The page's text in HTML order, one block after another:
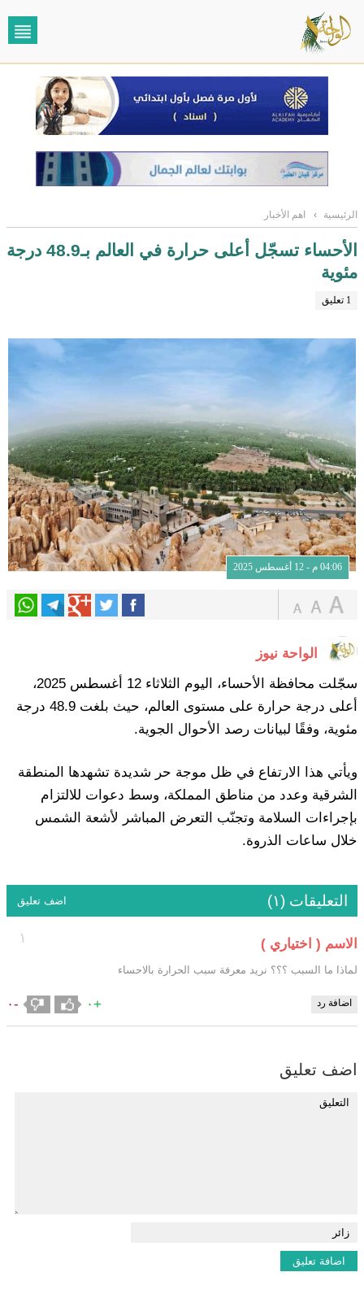
الرئيسية › اهم الأخبار
الأحساء تسجّل أعلى حرارة في العالم بـ48.9 درجة
مئوية
1 تعليق
04:06 م - 12 أغسطس 2025
الواحة نيوز
سجّلت محافظة الأحساء، اليوم الثلاثاء 12 أغسطس 2025،
أعلى درجة حرارة على مستوى العالم، حيث بلغت 48.9 درجة
مئوية، وفقًا لبيانات رصد الأحوال الجوية.
ويأتي هذا الارتفاع في ظل موجة حر شديدة تشهدها المنطقة
الشرقية وعدد من مناطق المملكة، وسط دعوات للالتزام
بإجراءات السلامة وتجنّب التعرض المباشر لأشعة الشمس
خلال ساعات الذروة.
التعليقات (١) اضف تعليق
١ الاسم ( اختياري )
لماذا ما السبب ؟؟؟ نريد معرفة سبب الحرارة بالاحساء
اضافة رد +٠ -٠
اضف تعليق